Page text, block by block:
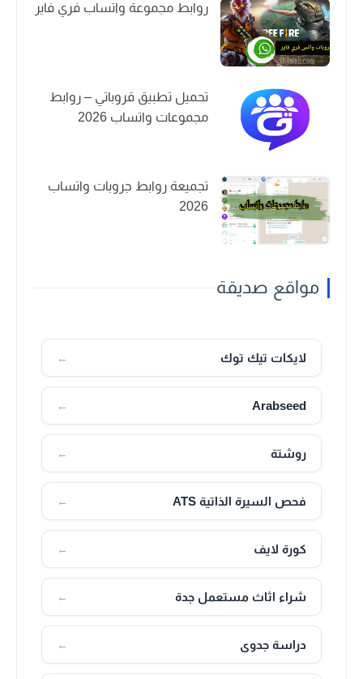
روابط مجموعة واتساب فري فاير
تحميل تطبيق قروباتي – روابط
مجموعات واتساب 2026
تجميعة روابط جروبات واتساب
2026
مواقع صديقة
لايكات تيك توك ←
Arabseed
←
روشتة ←
فحص السيرة الذاتية ATS ←
كورة لايف ←
شراء اثاث مستعمل جدة ←
دراسة جدوى ←